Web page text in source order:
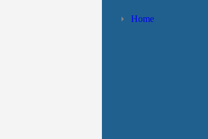
Home